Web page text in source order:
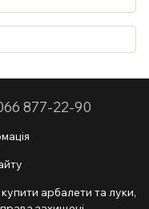
877-22-90
арбалети та луки,